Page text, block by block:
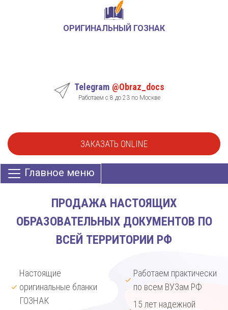
ОРИГИНАЛЬНЫЙ ГОЗНАК
Telegram @Obraz_docs
Работаем с 8 до 23 по Москве
ЗАКАЗАТЬ ONLINE
Главное меню
ПРОДАЖА НАСТОЯЩИХ
ОБРАЗОВАТЕЛЬНЫХ ДОКУМЕНТОВ ПО
ВСЕЙ ТЕРРИТОРИИ РФ
Настоящие
оригинальные бланки
ГОЗНАК
Работаем практически
по всем ВУЗам РФ
15 лет надежной